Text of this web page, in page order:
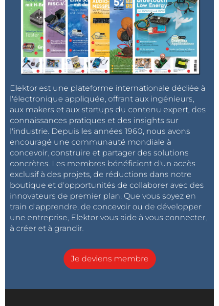
Elektor est une plateforme internationale dédiée à
l'électronique appliquée, offrant aux ingénieurs,
aux makers et aux startups du contenu expert, des
connaissances pratiques et des insights sur
l'industrie. Depuis les années 1960, nous avons
encouragé une communauté mondiale à
concevoir, construire et partager des solutions
concrètes. Les membres bénéficient d'un accès
exclusif à des projets, de réductions dans notre
boutique et d'opportunités de collaborer avec des
innovateurs de premier plan. Que vous soyez en
train d'apprendre, de concevoir ou de développer
une entreprise, Elektor vous aide à vous connecter,
à créer et à grandir.
Je deviens membre